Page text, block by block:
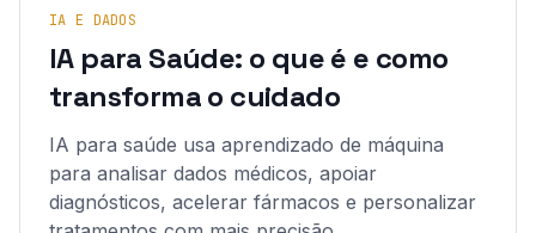
IA E DADOS
IA para Saúde: o que é e como
transforma o cuidado
IA para saúde usa aprendizado de máquina
para analisar dados médicos, apoiar
diagnósticos, acelerar fármacos e personalizar